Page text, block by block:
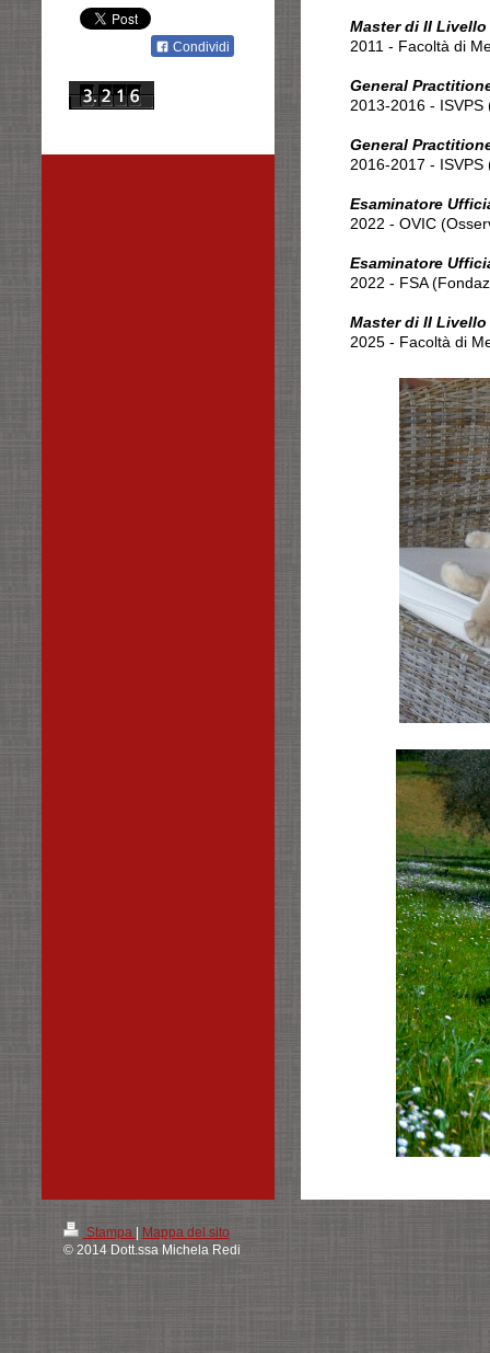
Master di II
2011 - Facoltà di
General
2013-2016 - ISVPS
General
2016-2017 -
Esaminatore
2022 - OVIC
Esaminatore
2022 - FSA
Master di II
2025 - Facoltà di
Condividi
Stampa
Mappa del sito
© 2014 Dott.ssa Michela Redi